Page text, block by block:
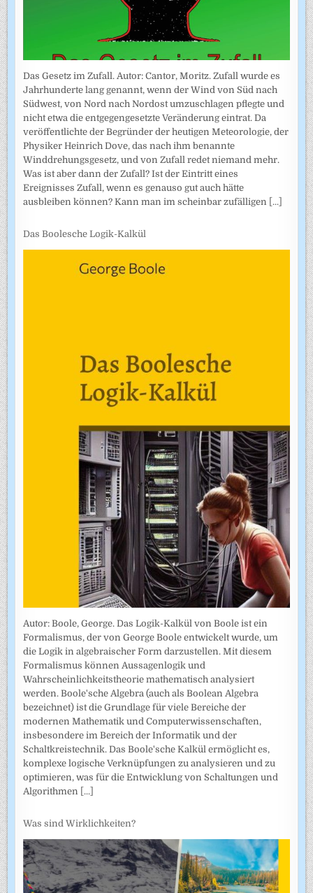
Das Gesetz im Zufall. Autor: Cantor, Moritz. Zufall wurde es
Jahrhunderte lang genannt, wenn der Wind von Süd nach
Südwest, von Nord nach Nordost umzuschlagen pflegte und
nicht etwa die entgegengesetzte Veränderung eintrat. Da
veröffentlichte der Begründer der heutigen Meteorologie, der
Physiker Heinrich Dove, das nach ihm benannte
Winddrehungsgesetz, und von Zufall redet niemand mehr.
Was ist aber dann der Zufall? Ist der Eintritt eines
Ereignisses Zufall, wenn es genauso gut auch hätte
ausbleiben können? Kann man im scheinbar zufälligen [...]
Das Boolesche Logik-Kalkül
Autor: Boole, George. Das Logik-Kalkül von Boole ist ein
Formalismus, der von George Boole entwickelt wurde, um
die Logik in algebraischer Form darzustellen. Mit diesem
Formalismus können Aussagenlogik und
Wahrscheinlichkeitstheorie mathematisch analysiert
werden. Boole'sche Algebra (auch als Boolean Algebra
bezeichnet) ist die Grundlage für viele Bereiche der
modernen Mathematik und Computerwissenschaften,
insbesondere im Bereich der Informatik und der
Schaltkreistechnik. Das Boole'sche Kalkül ermöglicht es,
komplexe logische Verknüpfungen zu analysieren und zu
optimieren, was für die Entwicklung von Schaltungen und
Algorithmen [...]
Was sind Wirklichkeiten?